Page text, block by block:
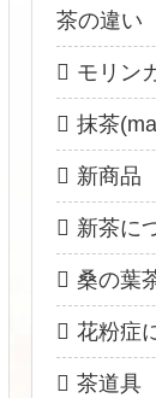
茶の違い
モリン
抹茶
新商品
新茶に
桑の葉
花粉症
茶道具